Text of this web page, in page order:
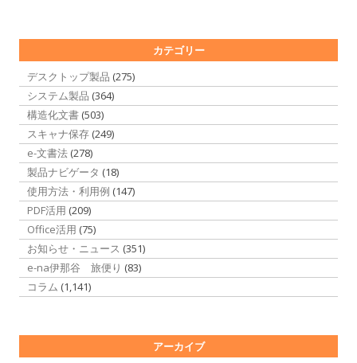
カテゴリー
デスクトップ製品 (275)
システム製品 (364)
構造化文書 (503)
スキャナ保存 (249)
e-文書法 (278)
製品ナビゲータ (18)
使用方法・利用例 (147)
PDF活用 (209)
Office活用 (75)
お知らせ・ニュース (351)
e-na伊那谷 旅便り (83)
コラム (1,141)
アーカイブ